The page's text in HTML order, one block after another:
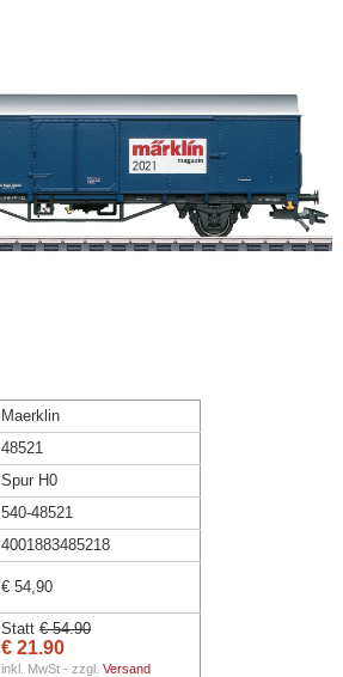
Maerklin
48521
Spur H0
540-48521
4001883485218
€ 54,90
Statt € 54.90
€ 21.90
inkl. MwSt - zzgl. Versand